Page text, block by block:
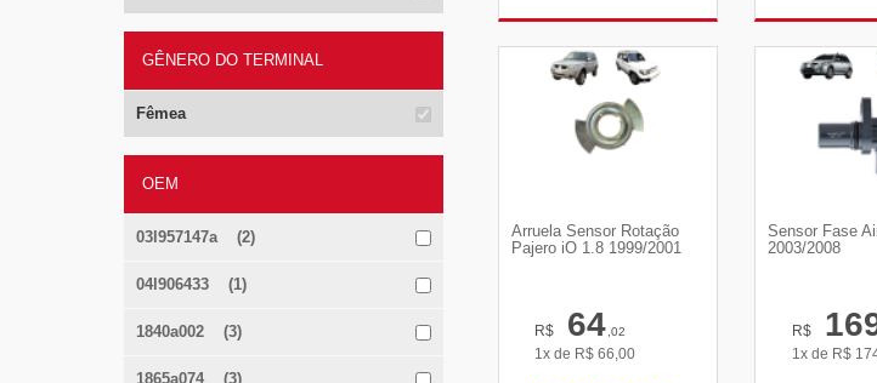
GÊNERO DO TERMINAL
Fêmea
OEM
03l957147a (2)
04l906433 (1)
1840a002 (3)
1865a074 (3)
Arruela Sensor Rotação
Pajero iO 1.8 1999/2001
R$ 64,02
1x de R$ 66,00
Sensor Fase
2003/2008
R$
1x de R$